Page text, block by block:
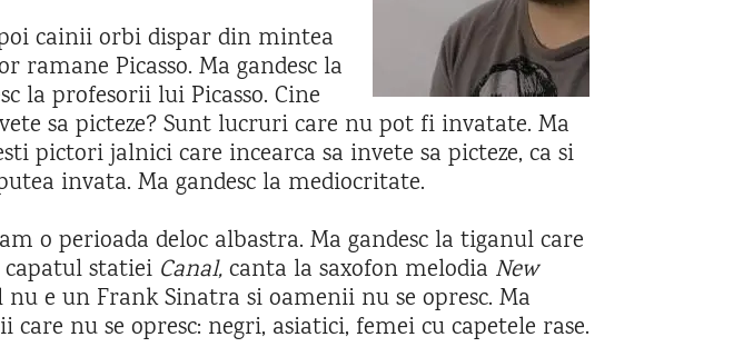
cainii orbi dispar din mintea
ramane Picasso. Ma gandesc la
la profesorii lui Picasso. Cine
sa picteze? Sunt lucruri care nu pot fi invatate. Ma
pictori jalnici care incearca sa invete sa picteze, ca si
invata. Ma gandesc la mediocritate.
o perioada deloc albastra. Ma gandesc la tiganul care
statiei Canal,canta la saxofon melodia New
nu e un Frank Sinatra si oamenii nu se opresc. Ma
care nu se opresc: negri, asiatici, femei cu capetele rase.